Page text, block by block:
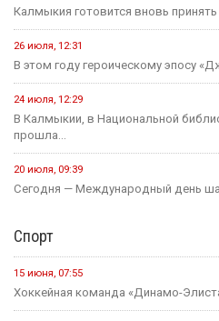
Калмыкия готовится вновь
26 июля, 12:31
В этом году героическому эпосу
24 июля, 12:29
В Калмыкии, в Национальной
прошла...
20 июля, 09:39
Сегодня — Международный день
Спорт
15 июня, 07:55
Хоккейная команда «Динамо-